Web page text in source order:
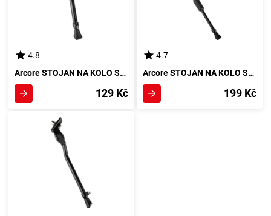
4.8
Arcore STOJAN NA KOLO Stojan na kolo, tmavě šedá
129 Kč
4.7
Arcore STOJAN NA KOLO Stojánek na kolo, černá
199 Kč